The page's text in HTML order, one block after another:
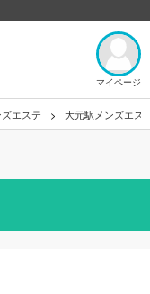
マイページ
エステ 大元駅メンズエス